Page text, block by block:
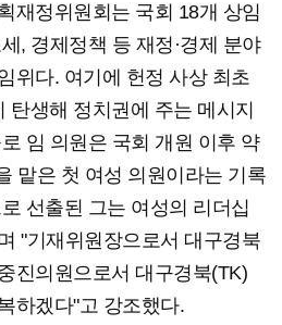
재정위원회는 국회 18개 상임
, 경제정책 등 재정·경제 분야
위다. 여기에 헌정 사상 최초
탄생해 정치권에 주는 메시지
임 의원은 국회 개원 이후 약
맡은 첫 여성 의원이라는 기록
선출된 그는 여성의 리더십
"기재위원장으로서 대구경북
진의원으로서 대구경북(TK)
하겠다"고 강조했다.